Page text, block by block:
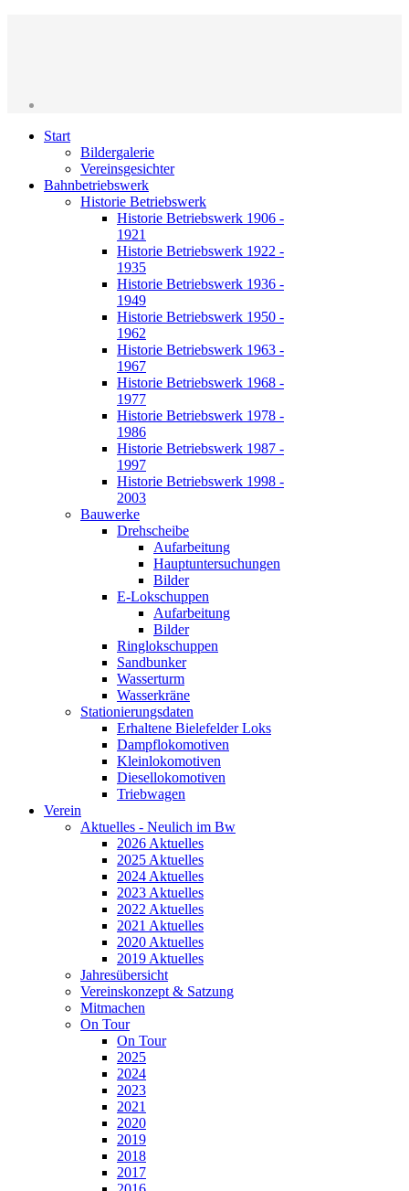
Start
Bildergalerie
Vereinsgesichter
Bahnbetriebswerk
Historie Betriebswerk
Historie Betriebswerk 1906 -
1921
Historie Betriebswerk 1922 -
1935
Historie Betriebswerk 1936 -
1949
Historie Betriebswerk 1950 -
1962
Historie Betriebswerk 1963 -
1967
Historie Betriebswerk 1968 -
1977
Historie Betriebswerk 1978 -
1986
Historie Betriebswerk 1987 -
1997
Historie Betriebswerk 1998 -
2003
Bauwerke
Drehscheibe
Aufarbeitung
Hauptuntersuchungen
Bilder
E-Lokschuppen
Aufarbeitung
Bilder
Ringlokschuppen
Sandbunker
Wasserturm
Wasserkräne
Stationierungsdaten
Erhaltene Bielefelder Loks
Dampflokomotiven
Kleinlokomotiven
Diesellokomotiven
Triebwagen
Verein
Aktuelles - Neulich im Bw
2026 Aktuelles
2025 Aktuelles
2024 Aktuelles
2023 Aktuelles
2022 Aktuelles
2021 Aktuelles
2020 Aktuelles
2019 Aktuelles
Jahresübersicht
Vereinskonzept & Satzung
Mitmachen
On Tour
On Tour
2025
2024
2023
2021
2020
2019
2018
2017